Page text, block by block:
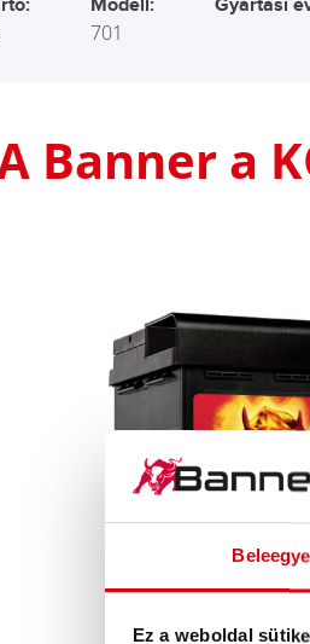
Ez a weboldal
Modell:
701
Gyártási
Banner a